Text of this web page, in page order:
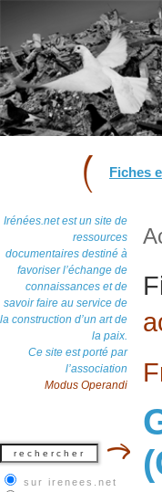
Fiches
Irénées.net est un site de
ressources
documentaires destiné à
favoriser l’échange de
connaissances et de
savoir faire au service de
la construction d’un art de
la paix.
Ce site est porté par
l’association
Modus Operandi
sur irenees.net